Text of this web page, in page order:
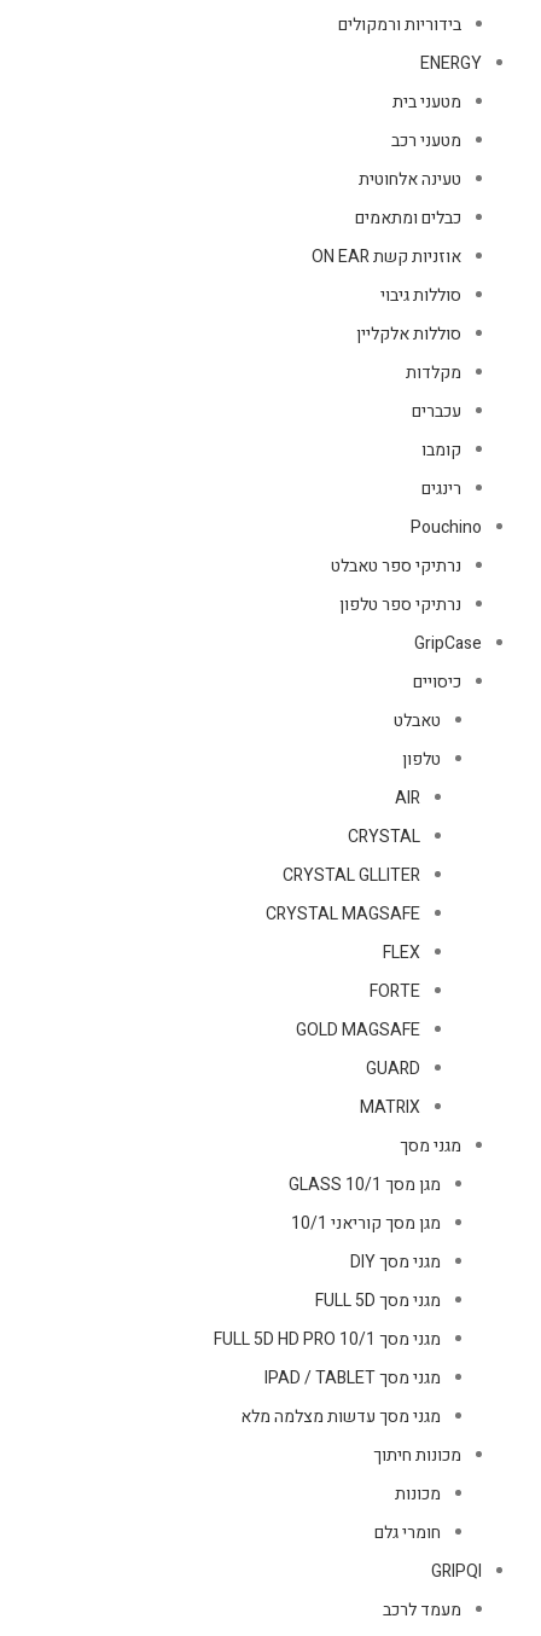
בידוריות ורמקולים
ENERGY
מטעני בית
מטעני רכב
טעינה אלחוטית
כבלים ומתאמים
אוזניות קשת ON EAR
סוללות גיבוי
סוללות אלקליין
מקלדות
עכברים
קומבו
רינגים
Pouchino
נרתיקי ספר טאבלט
נרתיקי ספר טלפון
GripCase
כיסויים
טאבלט
טלפון
AIR
CRYSTAL
CRYSTAL GLLITER
CRYSTAL MAGSAFE
FLEX
FORTE
GOLD MAGSAFE
GUARD
MATRIX
מגני מסך
מגן מסך GLASS 10/1
מגן מסך קוריאני 10/1
מגני מסך DIY
מגני מסך FULL 5D
מגני מסך FULL 5D HD PRO 10/1
מגני מסך IPAD / TABLET
מגני מסך עדשות מצלמה מלא
מכונות חיתוך
מכונות
חומרי גלם
GRIPQI
מעמד לרכב